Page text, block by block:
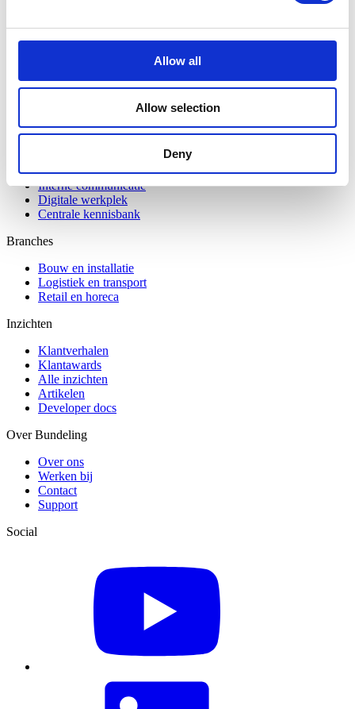
Allow all
Allow selection
Deny
Leden
Prijzen
Veiligheid & Privacy
Oplossingen
Medewerkersbetrokkenheid
Ledenbetrokkenheid
Interne communicatie
Digitale werkplek
Centrale kennisbank
Branches
Bouw en installatie
Logistiek en transport
Retail en horeca
Inzichten
Klantverhalen
Klantawards
Alle inzichten
Artikelen
Developer docs
Over Bundeling
Over ons
Werken bij
Contact
Support
Social